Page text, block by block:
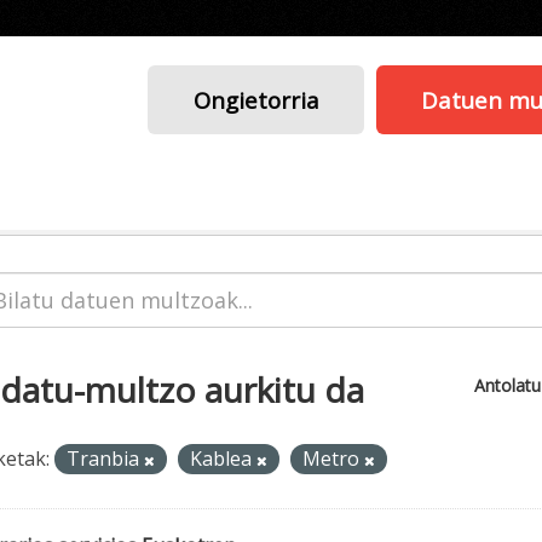
Ongietorria Datuen
multzo aurkitu da
Tranbia Kablea Metro